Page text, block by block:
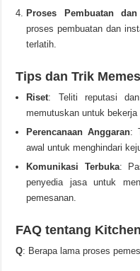
Proses Pembuatan
proses pembuatan dan
terlatih.
Tips dan Trik
Riset: Teliti reputasi
memutuskan untuk bekerja
Perencanaan Anggaran:
awal untuk menghindari
Komunikasi Terbuka:
penyedia jasa untuk
pemesanan.
FAQ tentang
Q: Berapa lama proses